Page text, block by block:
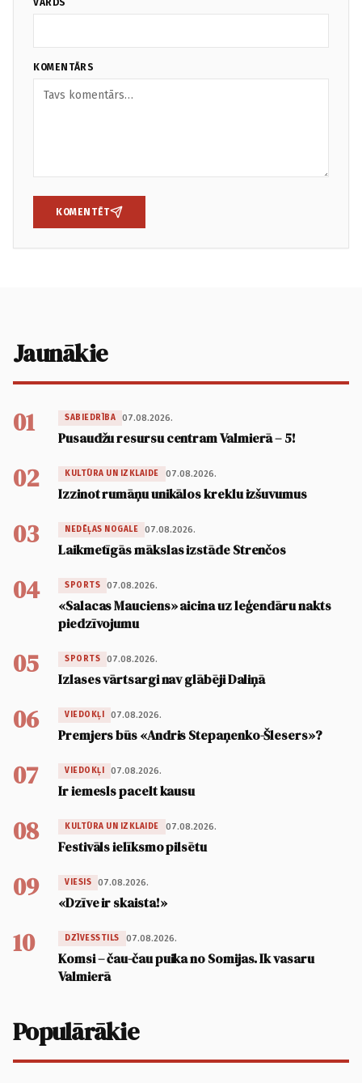
VĀRDS
KOMENTĀRS
KOMENTĒT
Jaunākie
01 SABIEDRĪBA 07.08.2026.
Pusaudžu resursu centram Valmierā – 5!
02 KULTŪRA UN IZKLAIDE 07.08.2026.
Izzinot rumāņu unikālos kreklu izšuvumus
03 NEDĒĻAS NOGALE 07.08.2026.
Laikmetīgās mākslas izstāde Strenčos
04 SPORTS 07.08.2026.
«Salacas Mauciens» aicina uz leģendāru nakts
piedzīvojumu
05 SPORTS 07.08.2026.
Izlases vārtsargi nav glābēji Daliņā
06 VIEDOKĻI 07.08.2026.
Premjers būs «Andris Stepaņenko-Šlesers»?
07 VIEDOKĻI 07.08.2026.
Ir iemesls pacelt kausu
08 KULTŪRA UN IZKLAIDE 07.08.2026.
Festivāls ielīksmo pilsētu
09 VIESIS 07.08.2026.
«Dzīve ir skaista!»
10 DZĪVESSTILS 07.08.2026.
Komsi – čau-čau puika no Somijas. Ik vasaru
Valmierā
Populārākie